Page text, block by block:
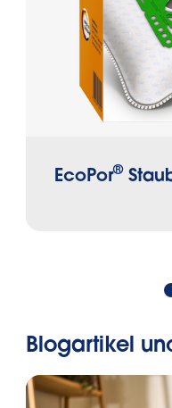
7. Der
EcoPor®
Blogartikel